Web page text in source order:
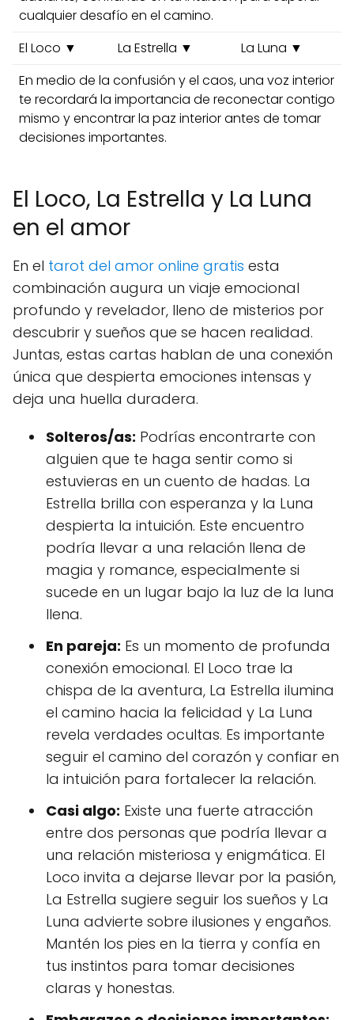
cualquier desafío en el camino.
El Loco ▼
La Estrella ▼
La Luna ▼
En medio de la confusión y el caos, una voz interior
te recordará la importancia de reconectar contigo
mismo y encontrar la paz interior antes de tomar
decisiones importantes.
El Loco, La Estrella y La Luna
en el amor
En el tarot del amor online gratis esta
combinación augura un viaje emocional
profundo y revelador, lleno de misterios por
descubrir y sueños que se hacen realidad.
Juntas, estas cartas hablan de una conexión
única que despierta emociones intensas y
deja una huella duradera.
Solteros/as: Podrías encontrarte con
alguien que te haga sentir como si
estuvieras en un cuento de hadas. La
Estrella brilla con esperanza y la Luna
despierta la intuición. Este encuentro
podría llevar a una relación llena de
magia y romance, especialmente si
sucede en un lugar bajo la luz de la luna
llena.
En pareja: Es un momento de profunda
conexión emocional. El Loco trae la
chispa de la aventura, La Estrella ilumina
el camino hacia la felicidad y La Luna
revela verdades ocultas. Es importante
seguir el camino del corazón y confiar en
la intuición para fortalecer la relación.
Casi algo: Existe una fuerte atracción
entre dos personas que podría llevar a
una relación misteriosa y enigmática. El
Loco invita a dejarse llevar por la pasión,
La Estrella sugiere seguir los sueños y La
Luna advierte sobre ilusiones y engaños.
Mantén los pies en la tierra y confía en
tus instintos para tomar decisiones
claras y honestas.